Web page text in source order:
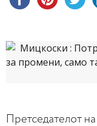
Претседателот